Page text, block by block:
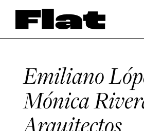
Emiliano
Mónica